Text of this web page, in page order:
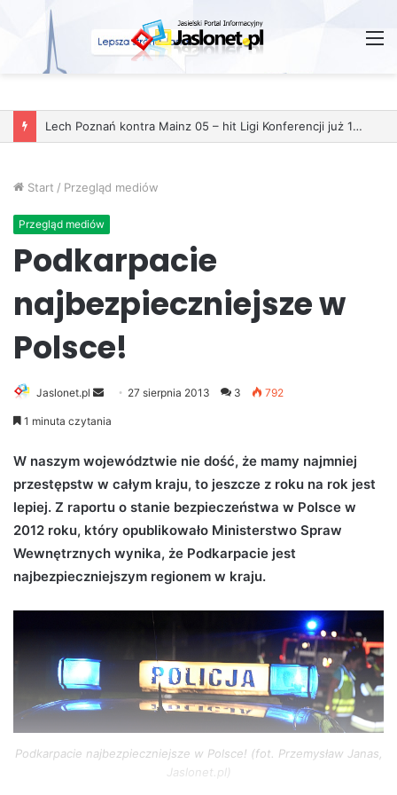
Lech Poznań kontra Mainz 05 – hit Ligi Konferencji już 11 grudnia
Start / Przegląd mediów
Przegląd mediów
Podkarpacie
najbezpieczniejsze w
Polsce!
Jaslonet.pl
e
d
a
n
m
i
27 sierpnia 2013 3 792
1 minuta czytania
W naszym województwie nie dość, że mamy najmniej
przestępstw w całym kraju, to jeszcze z roku na rok jest
lepiej. Z raportu o stanie bezpieczeństwa w Polsce w
2012 roku, który opublikowało Ministerstwo Spraw
Wewnętrznych wynika, że Podkarpacie jest
najbezpieczniejszym regionem w kraju.
Podkarpacie najbezpieczniejsze w Polsce! (fot. Przemysław Janas,
Jaslonet.pl)